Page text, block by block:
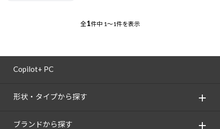
全1件中 1～1件を表示
Copilot+ PC
形状・タイプから探す
ブランドから探す